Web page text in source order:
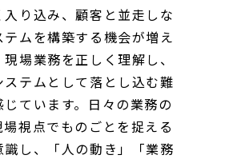
入り込み、顧客と並走しな
テムを構築する機会が増え
現場業務を正しく理解し、
ステムとして落とし込む難
じています。日々の業務の
場視点でものごとを捉える
識し、「人の動き」「業務